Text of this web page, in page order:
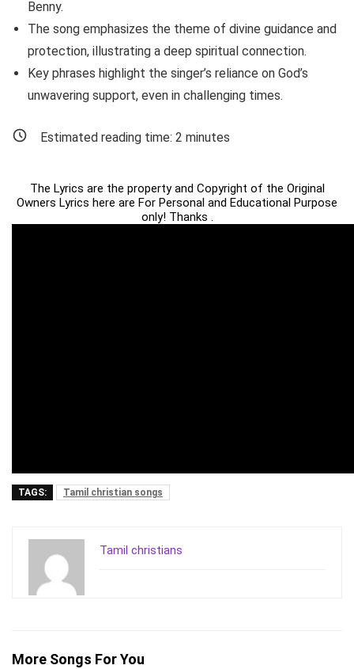
Benny.
The song emphasizes the theme of divine guidance and
protection, illustrating a deep spiritual connection.
Key phrases highlight the singer’s reliance on God’s
unwavering support, even in challenging times.
Estimated reading time: 2 minutes
The Lyrics are the property and Copyright of the Original
Owners Lyrics here are For Personal and Educational Purpose
only! Thanks .
TAGS: Tamil christian songs
Tamil christians
More Songs For You